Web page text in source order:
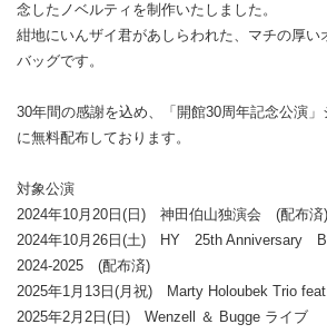
念したノベルティを制作いたしました。
紺地にいんザイ君があしらわれた、マチの厚い
バッグです。
30年間の感謝を込め、「開館30周年記念公演」
に無料配布しております。
対象公演
2024年10月20日(日) 神田伯山独演会 (配布済)
2024年10月26日(土) HY 25th Anniversary
2024-2025 (配布済)
2025年1月13日(月祝) Marty Holoubek Trio
2025年2月2日(日) Wenzell ＆ Bugge ライブ